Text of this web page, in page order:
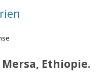
Mersa, Ethiopie.